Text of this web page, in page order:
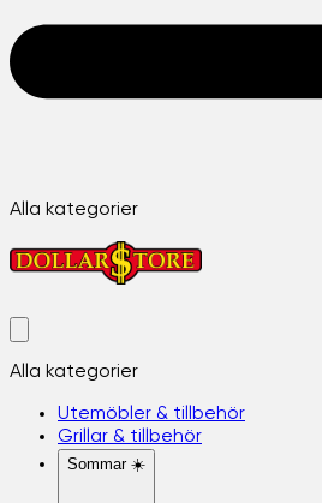
Alla kategorier
Alla kategorier
Utemöbler & tillbehör
Grillar & tillbehör
Sommar ☀️